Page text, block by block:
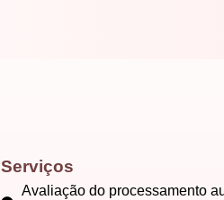
Serviços
Avaliação do processamento